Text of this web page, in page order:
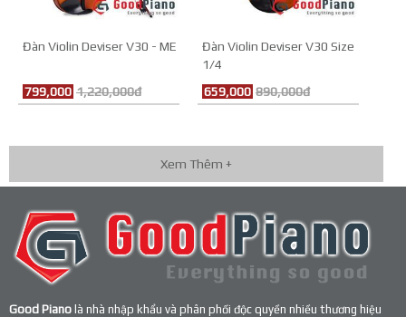
Đàn Violin Deviser V30 - ME
799,000 1,220,000đ
Đàn Violin Deviser V30 Size
1/4
659,000 890,000đ
Xem Thêm +
Good Piano là nhà nhập khẩu và phân phối độc quyền nhiều thương hiệu